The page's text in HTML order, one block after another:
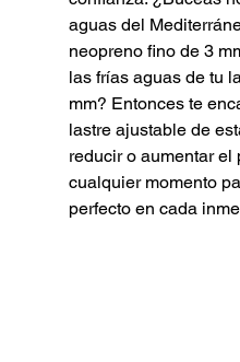
aguas del
neopreno fino de 3
las frías aguas de tu
mm? Entonces te
lastre ajustable de
reducir o aumentar el
cualquier momento
perfecto en cada